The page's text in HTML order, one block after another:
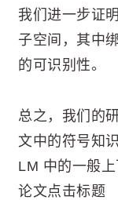
我们进一步证
子空间，其中
的可识别性。
总之，我们的
文中的符号知
LM 中的一般上
论文点击标题